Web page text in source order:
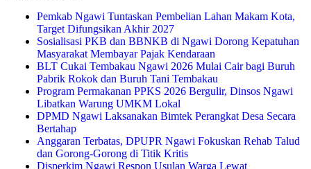
Pemkab Ngawi Tuntaskan Pembelian Lahan Makam Kota,
Target Difungsikan Akhir 2027
Sosialisasi PKB dan BBNKB di Ngawi Dorong Kepatuhan
Masyarakat Membayar Pajak Kendaraan
BLT Cukai Tembakau Ngawi 2026 Mulai Cair bagi Buruh
Pabrik Rokok dan Buruh Tani Tembakau
Program Permakanan PPKS 2026 Bergulir, Dinsos Ngawi
Libatkan Warung UMKM Lokal
DPMD Ngawi Laksanakan Bimtek Perangkat Desa Secara
Bertahap
Anggaran Terbatas, DPUPR Ngawi Fokuskan Rehab Talud
dan Gorong-Gorong di Titik Kritis
Disperkim Ngawi Respon Usulan Warga Lewat